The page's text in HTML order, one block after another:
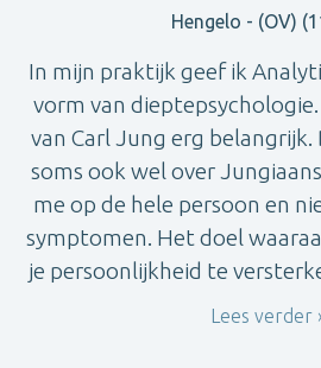
Hengelo - (OV)
In mijn praktijk geef ik
vorm van
van Carl Jung erg
soms ook wel over
me op de hele persoon en
symptomen. Het doel
je persoonlijkheid te
Lees verder